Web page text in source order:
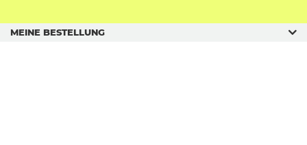
MEINE BESTELLUNG